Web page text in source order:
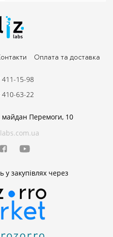
Оплата та доставка
Перемоги, 10
закупівлях через
15-98
63-22